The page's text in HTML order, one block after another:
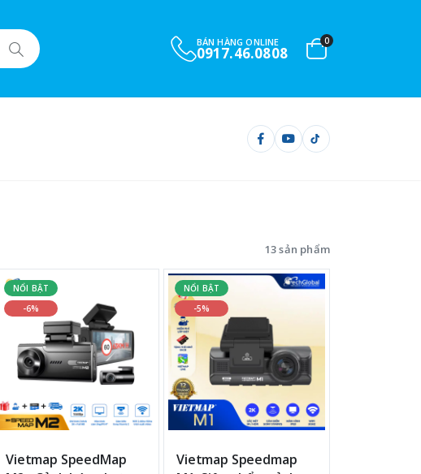
BÁN HÀNG ONLINE
0917.46.0808
0
13 sản phẩm
NỔI BẬT
-6%
Vietmap SpeedMap
NỔI BẬT
-5%
Vietmap Speedmap